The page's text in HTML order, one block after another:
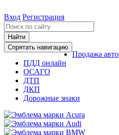
Вход Регистрация
Найти
Спрятать навигацию
Продажа авто
ПДД онлайн
ОСАГО
ДТП
ДКП
Дорожные знаки